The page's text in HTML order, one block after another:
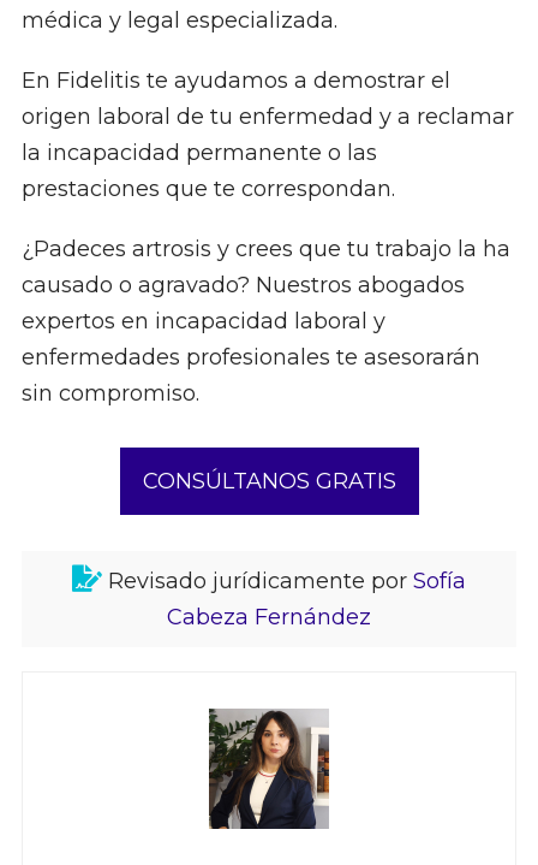
médica y legal especializada.
En Fidelitis te ayudamos a demostrar el
origen laboral de tu enfermedad y a reclamar
la incapacidad permanente o las
prestaciones que te correspondan.
¿Padeces artrosis y crees que tu trabajo la ha
causado o agravado? Nuestros abogados
expertos en incapacidad laboral y
enfermedades profesionales te asesorarán
sin compromiso.
CONSÚLTANOS GRATIS
Revisado jurídicamente por Sofía
Cabeza Fernández